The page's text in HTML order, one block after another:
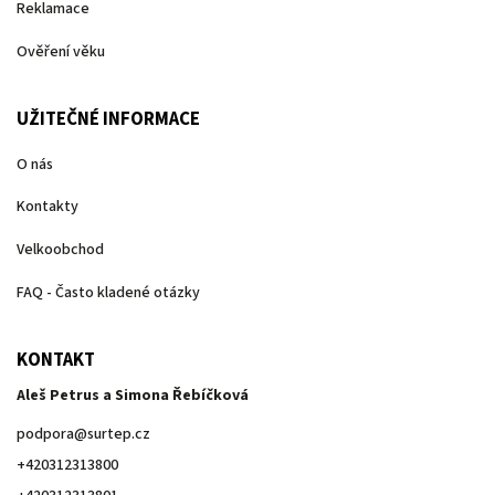
Reklamace
Ověření věku
UŽITEČNÉ INFORMACE
O nás
Kontakty
Velkoobchod
FAQ - Často kladené otázky
KONTAKT
Aleš Petrus a Simona Řebíčková
podpora@surtep.cz
+420312313800